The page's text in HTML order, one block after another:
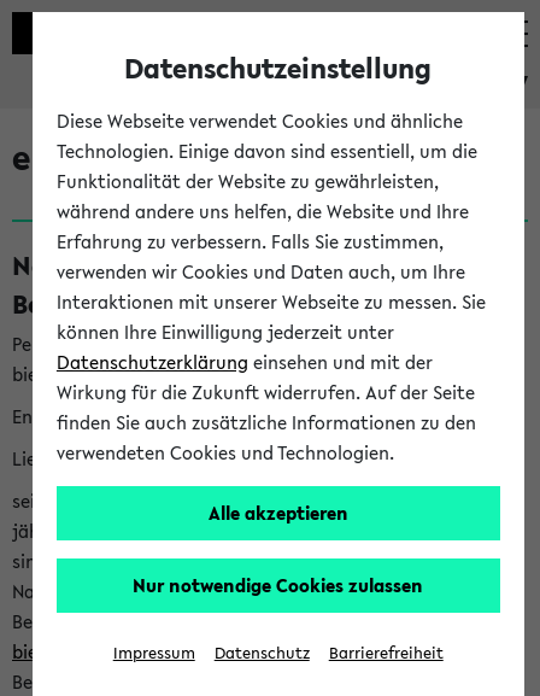
eKVV
eKVV News
Nachhaltigkeitspreis 2026:
Bewerbungsphase gestartet (06.08.26)
Per E-Mail eingestellt von nachhaltigkeitsbuero@uni-
bielefeld.de an den Verteiler 'Alle Studierenden':
English version below
Liebe Studierende,
seit 2023 verleiht das Rektorat der Universität Bielefeld
jährlich den Nachhaltigkeitspreis für Abschlussarbeiten. Sie
sind herzlich eingeladen sich mit Ihrer Abschlussarbeit beim
Nachhaltigkeitsbüro zu bewerben. Bitte nutzen Sie für Ihre
Bewerbung dieses Formular<https://formulare.uni-
bielefeld.de/frontend-server/form/provide/913/>. Die
Bewerbungsfrist endet am 30.09.2026.
Datenschutzeinstellung
Diese Webseite verwendet Cookies und ähnliche
Technologien. Einige davon sind essentiell, um die
Funktionalität der Website zu gewährleisten,
während andere uns helfen, die Website und Ihre
Erfahrung zu verbessern. Falls Sie zustimmen,
verwenden wir Cookies und Daten auch, um Ihre
Interaktionen mit unserer Webseite zu messen. Sie
können Ihre Einwilligung jederzeit unter
Datenschutzerklärung einsehen und mit der
Wirkung für die Zukunft widerrufen. Auf der Seite
finden Sie auch zusätzliche Informationen zu den
verwendeten Cookies und Technologien.
Alle akzeptieren
Nur notwendige Cookies zulassen
Impressum Datenschutz Barrierefreiheit